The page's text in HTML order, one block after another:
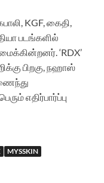
KGF, கைதி,
படங்களில்
‘RDX’
பிறகு, நஹாஸ்
எதிர்பார்ப்பு
MYSSKIN